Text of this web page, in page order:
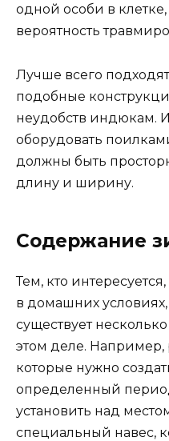
одной особи в
вероятность
Лучше всего
подобные
неудобств индюкам.
оборудовать
должны быть
длину и ширину.
Содержание
Тем, кто
в домашних условиях,
существует
этом деле. Например,
которые нужно
определенный
установить над
специальный навес,